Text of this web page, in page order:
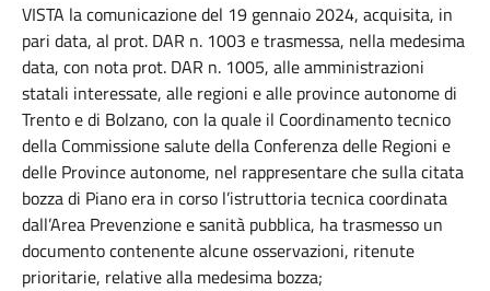
VISTA la comunicazione del 19 gennaio 2024, acquisita, in
pari data, al prot. DAR n. 1003 e trasmessa, nella medesima
data, con nota prot. DAR n. 1005, alle amministrazioni
statali interessate, alle regioni e alle province autonome di
Trento e di Bolzano, con la quale il Coordinamento tecnico
della Commissione salute della Conferenza delle Regioni e
delle Province autonome, nel rappresentare che sulla citata
bozza di Piano era in corso l’istruttoria tecnica coordinata
dall’Area Prevenzione e sanità pubblica, ha trasmesso un
documento contenente alcune osservazioni, ritenute
prioritarie, relative alla medesima bozza;